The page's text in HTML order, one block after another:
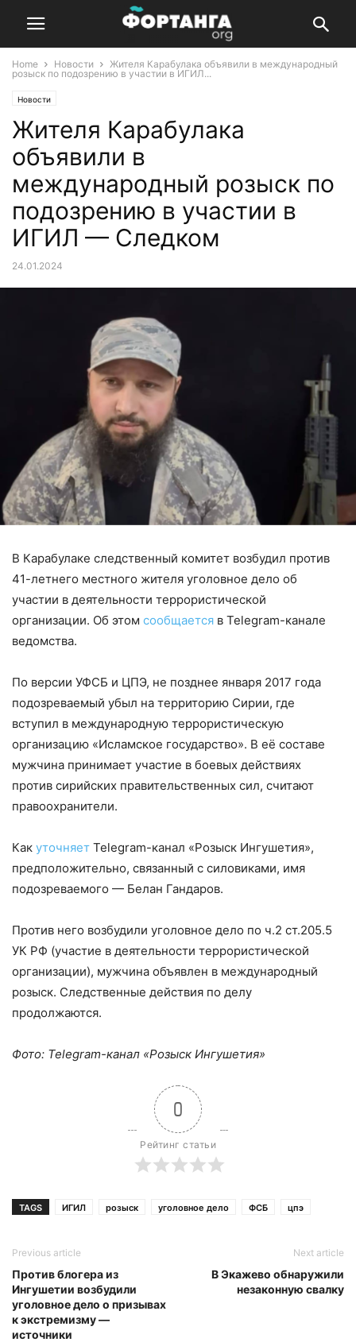
Home Новости
Жителя Карабулака объявили в международный
розыск по подозрению в участии в ИГИЛ...
Новости
Жителя Карабулака
объявили в
международный розыск по
подозрению в участии в
ИГИЛ — Следком
24.01.2024
В Карабулаке следственный комитет возбудил против
41-летнего местного жителя уголовное дело об
участии в деятельности террористической
организации. Об этом сообщается в Telegram-канале
ведомства.
По версии УФСБ и ЦПЭ, не позднее января 2017 года
подозреваемый убыл на территорию Сирии, где
вступил в международную террористическую
организацию «Исламское государство». В её составе
мужчина принимает участие в боевых действиях
против сирийских правительственных сил, считают
правоохранители.
Как уточняет Telegram-канал «Розыск Ингушетия»,
предположительно, связанный с силовиками, имя
подозреваемого — Белан Гандаров.
Против него возбудили уголовное дело по ч.2 ст.205.5
УК РФ (участие в деятельности террористической
организации), мужчина объявлен в международный
розыск. Следственные действия по делу
продолжаются.
Фото: Telegram-канал «Розыск Ингушетия»
0
Рейтинг статьи
TAGS ИГИЛ розыск уголовное дело ФСБ цпэ
Previous article
Против блогера из
Ингушетии возбудили
уголовное дело о призывах
к экстремизму —
источники
Next article
В Экажево обнаружили
незаконную свалку